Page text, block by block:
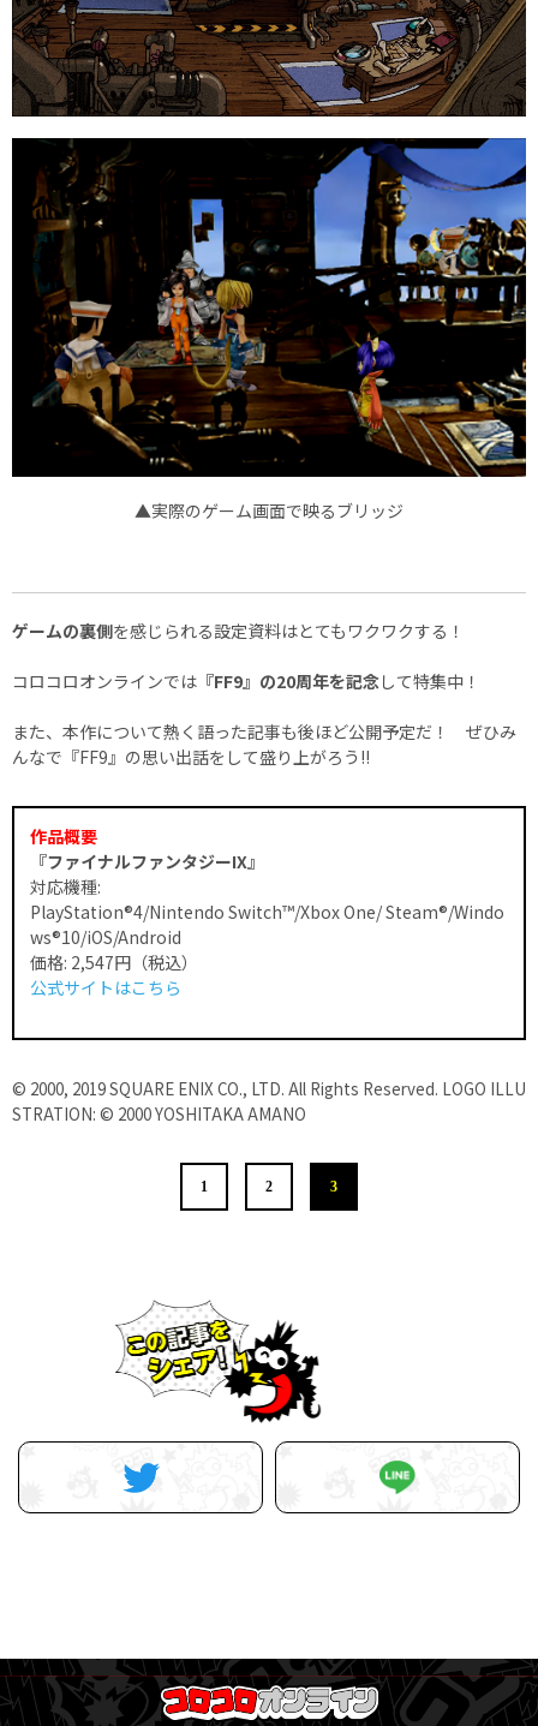
▲実際のゲーム画面で映るブリッジ
ゲームの裏側を感じられる設定資料はとてもワクワクする！
コロコロオンラインでは 『FF9』の20周年を記念して特集中！
また、本作について熱く語った記事も後ほど公開予定だ！ ぜひみ
んなで『FF9』の思い出話をして盛り上がろう!!
作品概要
『ファイナルファンタジーIX』
対応機種:
PlayStation®4/Nintendo Switch™/Xbox One/ Steam®/Windo
ws®10/iOS/Android
価格: 2,547円（税込）
公式サイトはこちら
© 2000, 2019 SQUARE ENIX CO., LTD. All Rights Reserved. LOGO ILLU
STRATION: © 2000 YOSHITAKA AMANO
1 2 3